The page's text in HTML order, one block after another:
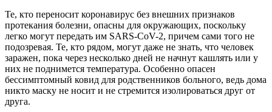
Те, кто переносит коронавирус без внешних признаков
протекания болезни, опасны для окружающих, поскольку
легко могут передать им SARS-CoV-2, причем сами того не
подозревая. Те, кто рядом, могут даже не знать, что человек
заражен, пока через несколько дней не начнут кашлять или у
них не поднимется температура. Особенно опасен
бессимптомный ковид для родственников больного, ведь дома
никто маску не носит и не стремится изолироваться друг от
друга.